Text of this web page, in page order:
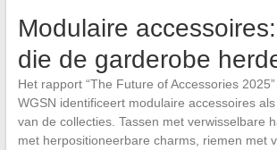
Modulaire
die de garderobe
Het rapport “The Future of Accessories
WGSN identificeert modulaire accessoires
van de collecties. Tassen met verwisselbare
met herpositioneerbare charms, riemen met